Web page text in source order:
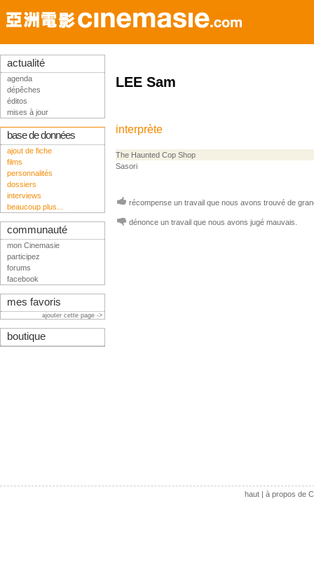
LEE Sam
interprète
The Haunted Cop Shop
Sasori
récompense un travail que nous avons trouvé de
dénonce un travail que nous avons jugé mauvais.
actualité
agenda
dépêches
éditos
mises à jour
base de données
ajout de fiche
films
personnalités
dossiers
interviews
beaucoup plus...
communauté
mon Cinemasie
participez
forums
facebook
mes favoris
ajouter cette page ->
boutique
haut| à propos de